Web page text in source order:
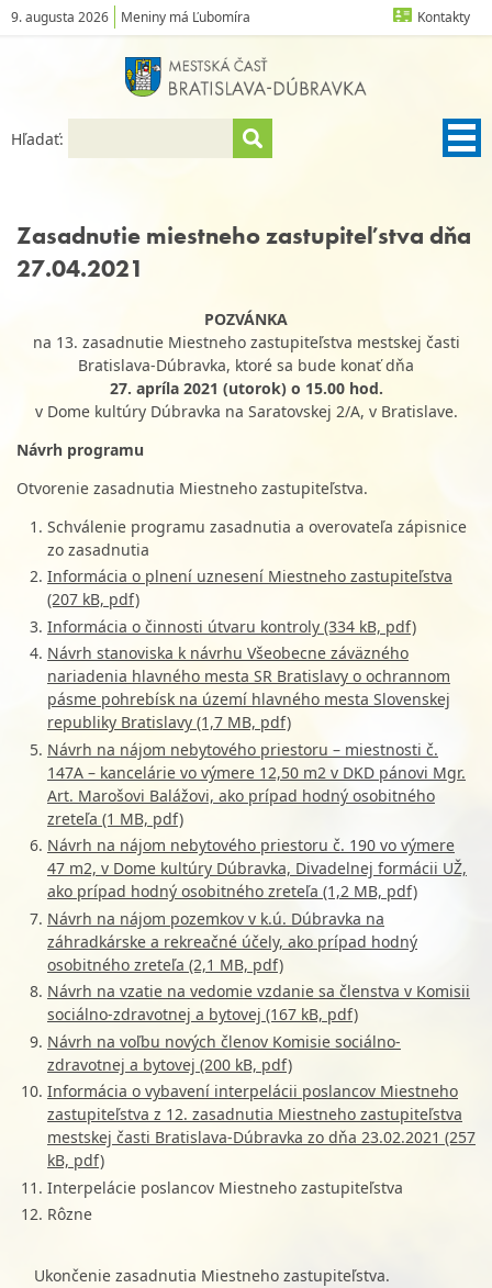
9. augusta 2026 Meniny má Ľubomíra Kontakty
Hľadať:
Zasadnutie miestneho zastupiteľstva dňa
27.04.2021
POZVÁNKA
na 13. zasadnutie Miestneho zastupiteľstva mestskej časti
Bratislava-Dúbravka, ktoré sa bude konať dňa
27. apríla 2021 (utorok) o 15.00 hod.
v Dome kultúry Dúbravka na Saratovskej 2/A, v Bratislave.
Návrh programu
Otvorenie zasadnutia Miestneho zastupiteľstva.
Schválenie programu zasadnutia a overovateľa zápisnice
zo zasadnutia
Informácia o plnení uznesení Miestneho zastupiteľstva
(207 kB, pdf)
Informácia o činnosti útvaru kontroly (334 kB, pdf)
Návrh stanoviska k návrhu Všeobecne záväzného
nariadenia hlavného mesta SR Bratislavy o ochrannom
pásme pohrebísk na území hlavného mesta Slovenskej
republiky Bratislavy (1,7 MB, pdf)
Návrh na nájom nebytového priestoru – miestnosti č.
147A – kancelárie vo výmere 12,50 m2 v DKD pánovi Mgr.
Art. Marošovi Balážovi, ako prípad hodný osobitného
zreteľa (1 MB, pdf)
Návrh na nájom nebytového priestoru č. 190 vo výmere
47 m2, v Dome kultúry Dúbravka, Divadelnej formácii UŽ,
ako prípad hodný osobitného zreteľa (1,2 MB, pdf)
Návrh na nájom pozemkov v k.ú. Dúbravka na
záhradkárske a rekreačné účely, ako prípad hodný
osobitného zreteľa (2,1 MB, pdf)
Návrh na vzatie na vedomie vzdanie sa členstva v Komisii
sociálno-zdravotnej a bytovej (167 kB, pdf)
Návrh na voľbu nových členov Komisie sociálno-
zdravotnej a bytovej (200 kB, pdf)
Informácia o vybavení interpelácii poslancov Miestneho
zastupiteľstva z 12. zasadnutia Miestneho zastupiteľstva
mestskej časti Bratislava-Dúbravka zo dňa 23.02.2021 (257
kB, pdf)
Interpelácie poslancov Miestneho zastupiteľstva
Rôzne
Ukončenie zasadnutia Miestneho zastupiteľstva.